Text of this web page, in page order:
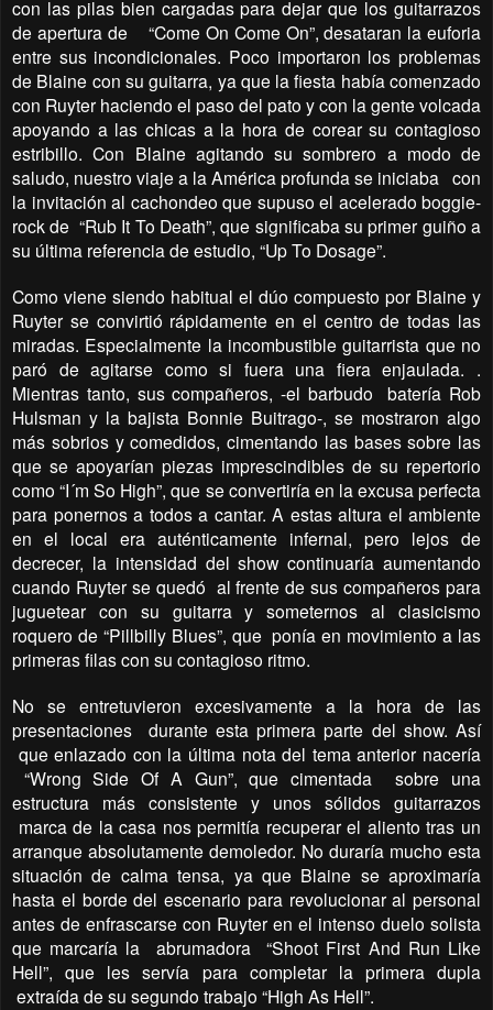
con las pilas bien cargadas para dejar que los guitarrazos
de apertura de
“Come On Come On”, desataran la euforia
entre sus incondicionales. Poco importaron los problemas
de Blaine con su guitarra, ya que la fiesta había comenzado
con Ruyter haciendo el paso del pato y con la gente volcada
apoyando a las chicas a la hora de corear su contagioso
estribillo. Con Blaine agitando su sombrero a modo de
saludo, nuestro viaje a la América profunda se iniciaba con
la invitación al cachondeo que supuso el acelerado boggie-
rock de “Rub It To Death”, que significaba su primer guiño a
su última referencia de estudio, “Up To Dosage”.
Como viene siendo habitual el dúo compuesto por Blaine y
Ruyter se convirtió rápidamente en el centro de todas las
miradas. Especialmente la incombustible guitarrista que no
paró de agitarse como si fuera una fiera enjaulada. .
Mientras tanto, sus compañeros, -el barbudo
batería Rob
Hulsman y la bajista Bonnie Buitrago-, se mostraron algo
más sobrios y comedidos, cimentando las bases sobre las
que se apoyarían piezas imprescindibles de su repertorio
como “I´m So High”, que se convertiría en la excusa perfecta
para ponernos a todos a cantar. A estas altura el ambiente
en el local era auténticamente infernal, pero lejos de
decrecer, la intensidad del show continuaría aumentando
cuando Ruyter se quedó al frente de sus compañeros para
juguetear con su guitarra y someternos al clasicismo
roquero de “Pillbilly Blues”, que ponía en movimiento a las
primeras filas con su contagioso ritmo.
No se entretuvieron excesivamente a la hora de las
presentaciones
durante esta primera parte del show. Así
que enlazado con la última nota del tema anterior nacería
“Wrong Side Of A Gun”, que cimentada
sobre una
estructura más consistente y unos sólidos guitarrazos
marca de la casa nos permitía recuperar el aliento tras un
arranque absolutamente demoledor. No duraría mucho esta
situación de calma tensa, ya que Blaine se aproximaría
hasta el borde del escenario para revolucionar al personal
antes de enfrascarse con Ruyter en el intenso duelo solista
que marcaría la
abrumadora
“Shoot First And Run Like
Hell”, que les servía para completar la primera dupla
extraída de su segundo trabajo “High As Hell”.